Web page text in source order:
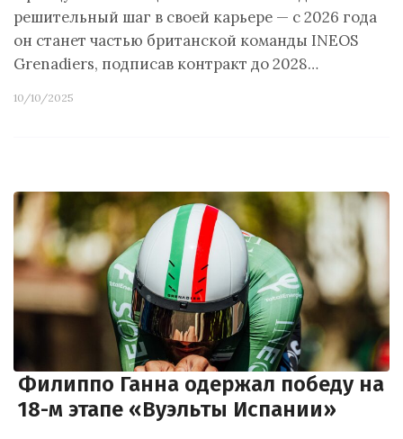
решительный шаг в своей карьере — с 2026 года
он станет частью британской команды INEOS
Grenadiers, подписав контракт до 2028…
10/10/2025
Филиппо Ганна одержал победу на
18-м этапе «Вуэльты Испании»